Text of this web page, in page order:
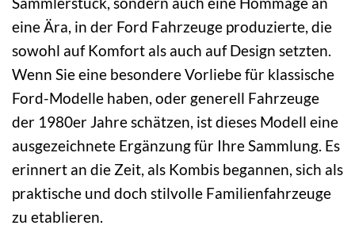
eine Ära, in der Ford Fahrzeuge produzierte, die
sowohl auf Komfort als auch auf Design setzten.
Wenn Sie eine besondere Vorliebe für klassische
Ford-Modelle haben, oder generell Fahrzeuge
der 1980er Jahre schätzen, ist dieses Modell eine
ausgezeichnete Ergänzung für Ihre Sammlung. Es
erinnert an die Zeit, als Kombis begannen, sich als
praktische und doch stilvolle Familienfahrzeuge
zu etablieren.